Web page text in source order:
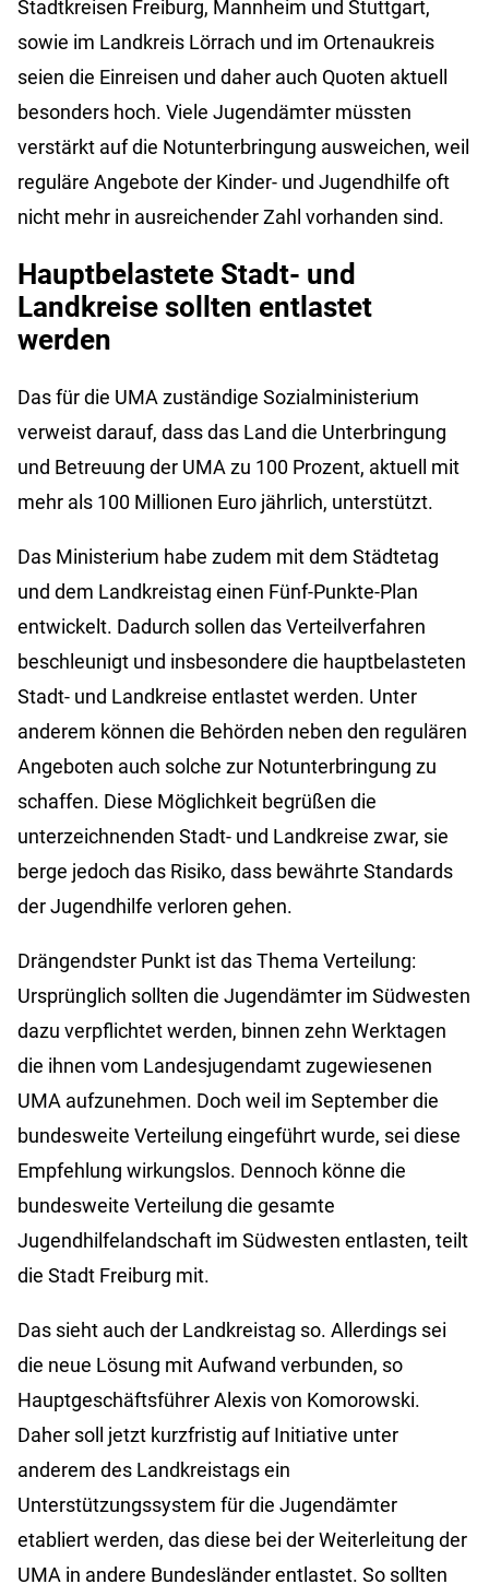
Stadtkreisen Freiburg, Mannheim und Stuttgart,
sowie im Landkreis Lörrach und im Ortenaukreis
seien die Einreisen und daher auch Quoten aktuell
besonders hoch. Viele Jugendämter müssten
verstärkt auf die Notunterbringung ausweichen, weil
reguläre Angebote der Kinder- und Jugendhilfe oft
nicht mehr in ausreichender Zahl vorhanden sind.
Hauptbelastete Stadt- und
Landkreise sollten entlastet
werden
Das für die UMA zuständige Sozialministerium
verweist darauf, dass das Land die Unterbringung
und Betreuung der UMA zu 100 Prozent, aktuell mit
mehr als 100 Millionen Euro jährlich, unterstützt.
Das Ministerium habe zudem mit dem Städtetag
und dem Landkreistag einen Fünf-Punkte-Plan
entwickelt. Dadurch sollen das Verteilverfahren
beschleunigt und insbesondere die hauptbelasteten
Stadt- und Landkreise entlastet werden. Unter
anderem können die Behörden neben den regulären
Angeboten auch solche zur Notunterbringung zu
schaffen. Diese Möglichkeit begrüßen die
unterzeichnenden Stadt- und Landkreise zwar, sie
berge jedoch das Risiko, dass bewährte Standards
der Jugendhilfe verloren gehen.
Drängendster Punkt ist das Thema Verteilung:
Ursprünglich sollten die Jugendämter im Südwesten
dazu verpflichtet werden, binnen zehn Werktagen
die ihnen vom Landesjugendamt zugewiesenen
UMA aufzunehmen. Doch weil im September die
bundesweite Verteilung eingeführt wurde, sei diese
Empfehlung wirkungslos. Dennoch könne die
bundesweite Verteilung die gesamte
Jugendhilfelandschaft im Südwesten entlasten, teilt
die Stadt Freiburg mit.
Das sieht auch der Landkreistag so. Allerdings sei
die neue Lösung mit Aufwand verbunden, so
Hauptgeschäftsführer Alexis von Komorowski.
Daher soll jetzt kurzfristig auf Initiative unter
anderem des Landkreistags ein
Unterstützungssystem für die Jugendämter
etabliert werden, das diese bei der Weiterleitung der
UMA in andere Bundesländer entlastet. So sollten